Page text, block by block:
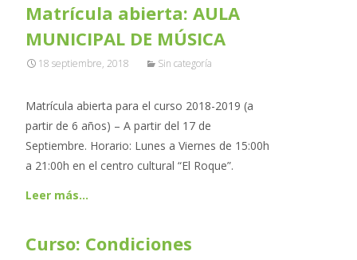
Matrícula abierta: AULA
MUNICIPAL DE MÚSICA
18 septiembre, 2018 Sin categoría
Matrícula abierta para el curso 2018-2019 (a
partir de 6 años) – A partir del 17 de
Septiembre. Horario: Lunes a Viernes de 15:00h
a 21:00h en el centro cultural “El Roque”.
Leer más…
Curso: Condiciones